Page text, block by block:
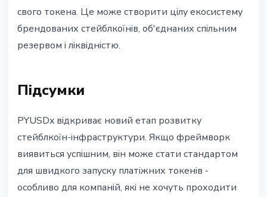
свого токена. Це може створити цілу екосистему
брендованих стейблкоїнів, об'єднаних спільним
резервом і ліквідністю.
Підсумки
PYUSDx відкриває новий етап розвитку
стейблкоїн-інфраструктури. Якщо фреймворк
виявиться успішним, він може стати стандартом
для швидкого запуску платіжних токенів -
особливо для компаній, які не хочуть проходити